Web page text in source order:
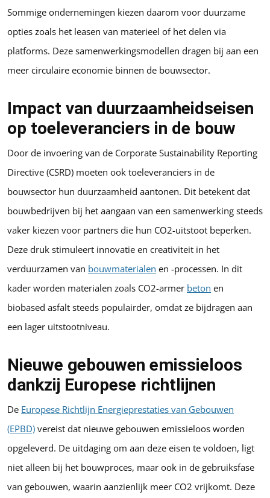
Sommige ondernemingen kiezen daarom voor duurzame
opties zoals het leasen van materieel of het delen via
platforms. Deze samenwerkingsmodellen dragen bij aan een
meer circulaire economie binnen de bouwsector.
Impact van duurzaamheidseisen
op toeleveranciers in de bouw
Door de invoering van de Corporate Sustainability Reporting
Directive (CSRD) moeten ook toeleveranciers in de
bouwsector hun duurzaamheid aantonen. Dit betekent dat
bouwbedrijven bij het aangaan van een samenwerking steeds
vaker kiezen voor partners die hun CO2-uitstoot beperken.
Deze druk stimuleert innovatie en creativiteit in het
verduurzamen van bouwmaterialen en -processen. In dit
kader worden materialen zoals CO2-armer beton en
biobased asfalt steeds populairder, omdat ze bijdragen aan
een lager uitstootniveau.
Nieuwe gebouwen emissieloos
dankzij Europese richtlijnen
De Europese Richtlijn Energieprestaties van Gebouwen
(EPBD) vereist dat nieuwe gebouwen emissieloos worden
opgeleverd. De uitdaging om aan deze eisen te voldoen, ligt
niet alleen bij het bouwproces, maar ook in de gebruiksfase
van gebouwen, waarin aanzienlijk meer CO2 vrijkomt. Deze